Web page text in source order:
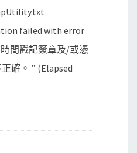
failed with error
時間戳記簽章及/或憑
確。 ” (Elapsed